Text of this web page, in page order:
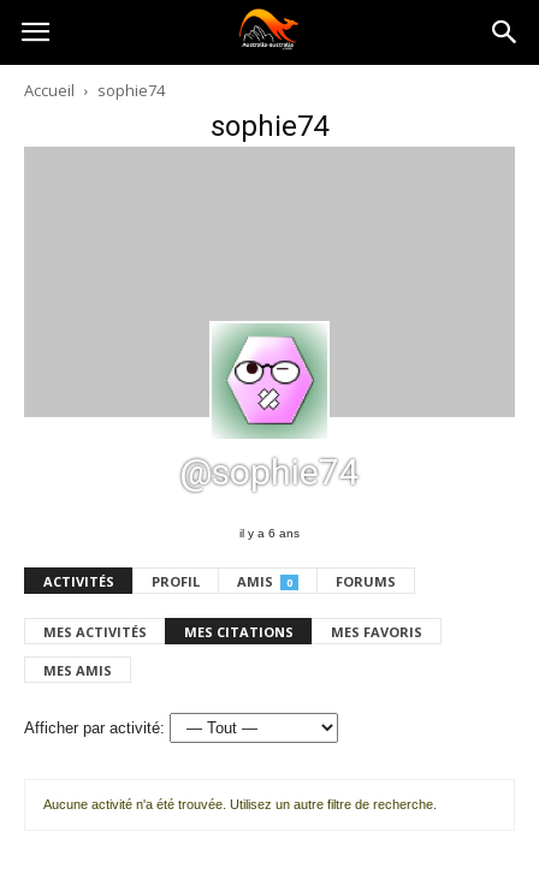
Australia-
australie.com
Accueil sophie74
sophie74
@sophie74
il y a 6 ans
ACTIVITÉS PROFIL AMIS 0 FORUMS
MES ACTIVITÉS MES CITATIONS MES FAVORIS
MES AMIS
Afficher par activité:
Aucune activité n'a été trouvée. Utilisez un autre filtre de recherche.